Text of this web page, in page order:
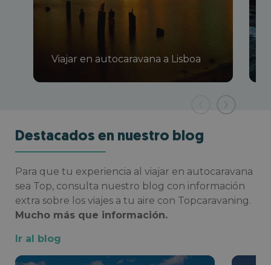
Viajar en autocaravana a Lisboa
Destacados en nuestro blog
Para que tu experiencia al viajar en autocaravana
sea Top, consulta nuestro blog con información
extra sobre los viajes a tu aire con Topcaravaning.
Mucho más que información.
Ir al blog